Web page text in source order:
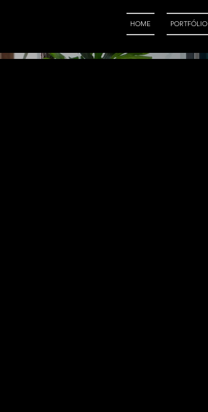
HOME PORTFÓLIO